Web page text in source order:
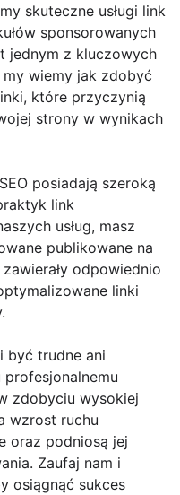
skuteczne usługi link
sponsorowanych
jednym z kluczowych
wiemy jak zdobyć
które przyczynią
strony w wynikach
posiadają szeroką
link
usług, masz
publikowane na
odpowiednio
linki
być trudne ani
profesjonalnemu
zdobyciu wysokiej
wzrost ruchu
oraz podniosą jej
Zaufaj nam i
osiągnąć sukces